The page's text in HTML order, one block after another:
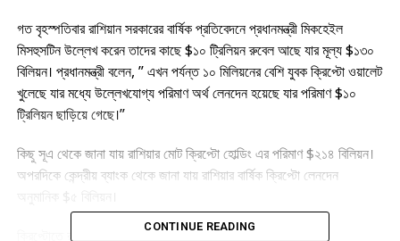
গত বৃহস্পতিবার রাশিয়ান সরকারের বার্ষিক প্রতিবেদনে প্রধানমন্ত্রী মিকহেইল
মিসহুসটিন উল্লেখ করেন তাদের কাছে $১০ ট্রিলিয়ন রুবেল আছে যার মূল্য $১৩০
বিলিয়ন। প্রধানমন্ত্রী বলেন, ” এখন পর্যন্ত ১০ মিলিয়নের বেশি যুবক ক্রিপ্টো ওয়ালেট
খুলেছে যার মধ্যে উল্লেখযোগ্য পরিমাণ অর্থ লেনদেন হয়েছে যার পরিমাণ $১০
ট্রিলিয়ন ছাড়িয়ে গেছে।”
কিছু সূএ থেকে জানা যায় রাশিয়ার মোট ক্রিপ্টো হোল্ডিং এর পরিমাণ $২১৪ বিলিয়ন।
অপরদিকে কেন্দ্রীয় ব্যাংক থেকে জানা যায় রাশিয়ার বার্ষিক ক্রিপ্টো লেনদেন
ক্রিপ্টোতে রাশিয়ার ক্রমবর্ধমান বিনিয়োগ থাকা সত্বেও রাশিয়ার সরকার
CONTINUE READING